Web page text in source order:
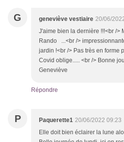
G geneviève vestiaire 20/06/
J'aime bien la dernière !!!<br />
Rando ...<br />
jardin !<br /> Pas très en forme
Covid oblige..... <br /> Bonne
Geneviève
Répondre
P Paquerette1 20/06/2022 09:23
Elle doit bien éclairer la lune